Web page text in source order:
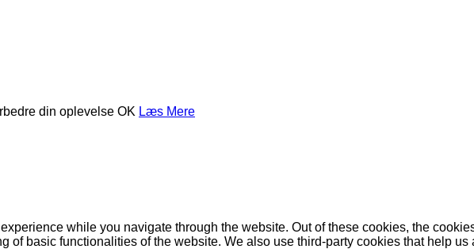
din oplevelse OK Læs Mere
while you navigate through the website. Out of these cookies, the
of basic functionalities of the website. We also use third-party cookies that help